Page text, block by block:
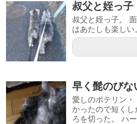
叔父と姪っ子
叔父と姪っ子。
はあたしも楽しい
早く髭のびな
愛しのポテリン
かったので短くし
ろを切った。 ハ